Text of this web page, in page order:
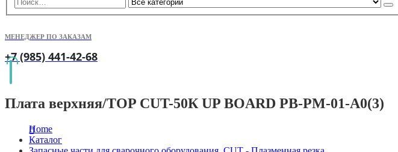
МЕНЕДЖЕР ПО ЗАКАЗАМ
+7 (985) 441-42-68
Плата верхняя/TOP CUT-50К UP BOARD PB-PM-01-A0(3)
Home
Каталог